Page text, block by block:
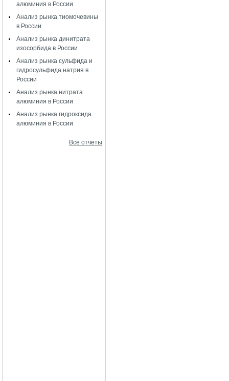
алюминия в России
Анализ рынка тиомочевины
в России
Анализ рынка динитрата
изосорбида в России
Анализ рынка сульфида и
гидросульфида натрия в
России
Анализ рынка нитрата
алюминия в России
Анализ рынка гидроксида
алюминия в России
Все отчеты